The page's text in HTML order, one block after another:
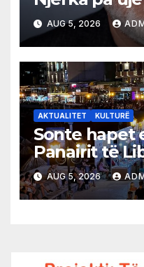
AUG 5, 2026
AKTUALITET KULTURË
Sonte hapet
Panairit të
AUG 5, 2026